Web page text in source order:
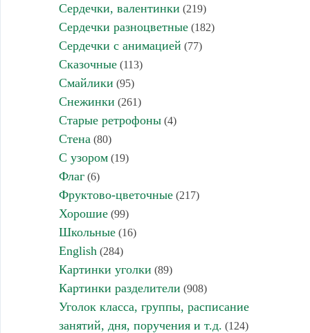
Сердечки, валентинки (219)
Сердечки разноцветные(182)
Сердечки с анимацией (77)
Сказочные(113)
Смайлики (95)
Снежинки (261)
Старые ретрофоны(4)
Стена (80)
С узором(19)
Флаг(6)
Фруктово-цветочные(217)
Хорошие(99)
Школьные(16)
English (284)
Картинки уголки (89)
Картинки разделители (908)
Уголок класса, группы, расписание
занятий, дня, поручения и т.д. (124)